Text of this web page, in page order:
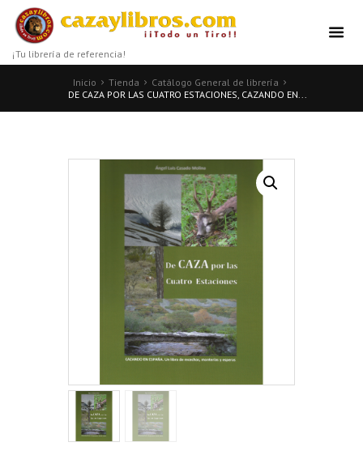
¡Tu librería de referencia!
Inicio Tienda
Catálogo General de librería
DE CAZA POR LAS CUATRO ESTACIONES, CAZANDO EN...